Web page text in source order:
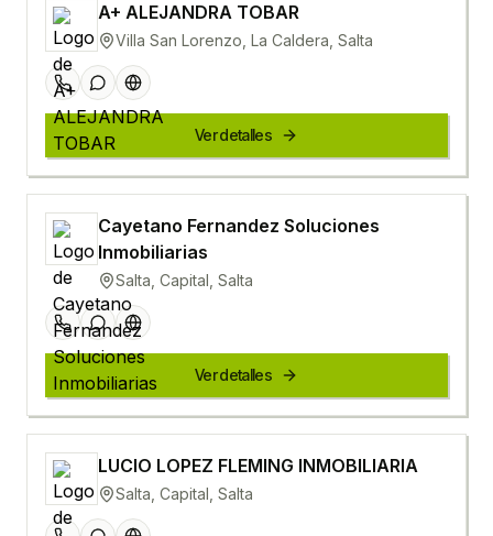
A+ ALEJANDRA TOBAR
Villa San Lorenzo, La Caldera, Salta
Ver detalles
Cayetano Fernandez Soluciones
Inmobiliarias
Salta, Capital, Salta
Ver detalles
LUCIO LOPEZ FLEMING INMOBILIARIA
Salta, Capital, Salta